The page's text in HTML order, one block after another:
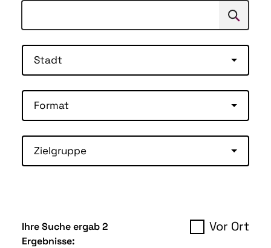
Suchen
Stadt
Format
Zielgruppe
Ihre Suche ergab 2
Ergebnisse:
Vor Ort